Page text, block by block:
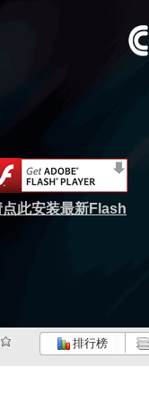
点此安装最新Flash
排行榜